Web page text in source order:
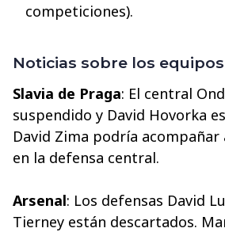
competiciones).
Noticias sobre los equipos
Slavia de Praga: El central
suspendido y David Hovorka
David Zima podría acompañar
en la defensa central.
Arsenal: Los defensas David
Tierney están descartados.